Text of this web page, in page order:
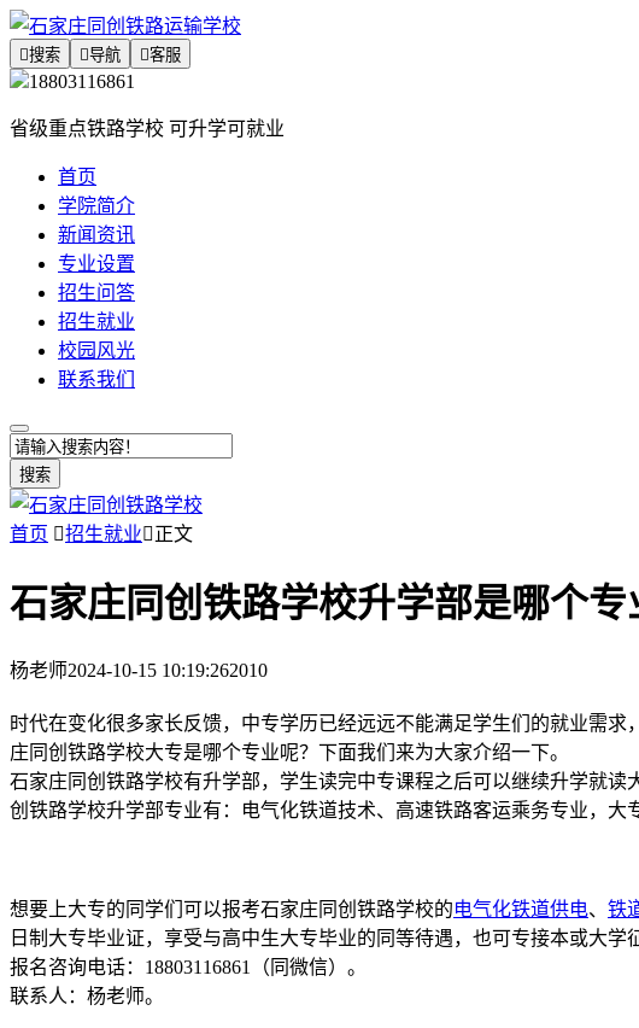
搜索 导航 客服
18803116861
省级重点铁路学校 可升学可就业
首页
学院简介
新闻资讯
专业设置
招生问答
招生就业
校园风光
联系我们
搜索
首页 招生就业正文
石家庄同创铁路学校升学部是哪个专
杨老师2024-10-15 10:19:262010
时代在变化很多家长反馈，中专学历已经远远不能满足学生们的就业需
庄同创铁路学校大专是哪个专业呢？下面我们来为大家介绍一下。
石家庄同创铁路学校有升学部，学生读完中专课程之后可以继续升学就
创铁路学校升学部专业有：电气化铁道技术、高速铁路客运乘务专业，大
想要上大专的同学们可以报考石家庄同创铁路学校的电气化铁道供电、 铁
日制大专毕业证，享受与高中生大专毕业的同等待遇，也可专接本或大学
报名咨询电话：18803116861（同微信）。
联系人：杨老师。